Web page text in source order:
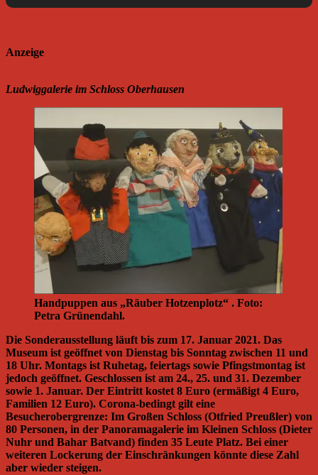
Anzeige
Ludwiggalerie im Schloss Oberhausen
Handpuppen aus „Räuber Hotzenplotz“ . Foto:
Petra Grünendahl.
Die Sonderausstellung läuft bis zum 17. Januar 2021. Das
Museum ist geöffnet von Dienstag bis Sonntag zwischen 11 und
18 Uhr. Montags ist Ruhetag, feiertags sowie Pfingstmontag ist
jedoch geöffnet. Geschlossen ist am 24., 25. und 31. Dezember
sowie 1. Januar. Der Eintritt kostet 8 Euro (ermäßigt 4 Euro,
Familien 12 Euro). Corona-bedingt gilt eine
Besucherobergrenze: Im Großen Schloss (Otfried Preußler) von
80 Personen, in der Panoramagalerie im Kleinen Schloss (Dieter
Nuhr und Bahar Batvand) finden 35 Leute Platz. Bei einer
weiteren Lockerung der Einschränkungen könnte diese Zahl
aber wieder steigen.